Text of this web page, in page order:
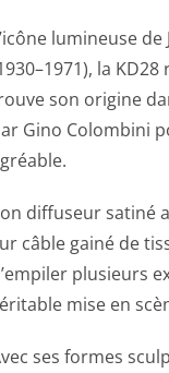
lumineuse
la
son origine
Gino Colombini
diffuseur satiné
câble gainé de
plusieurs
mise en
ses formes